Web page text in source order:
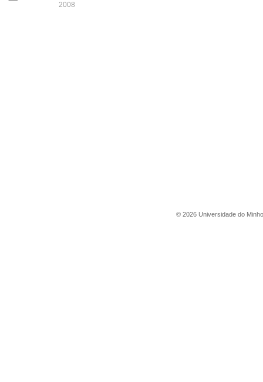
2008
© 2026 Universidade do Minho